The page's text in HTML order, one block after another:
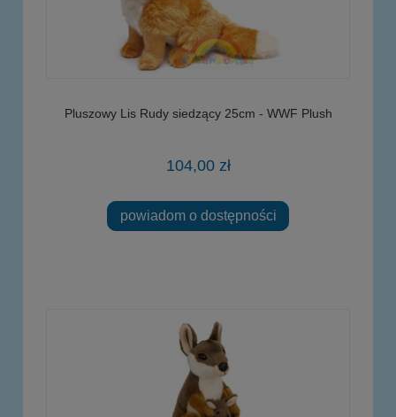
Pluszowy Lis Rudy siedzący 25cm - WWF Plush
104,00 zł
powiadom o dostępności